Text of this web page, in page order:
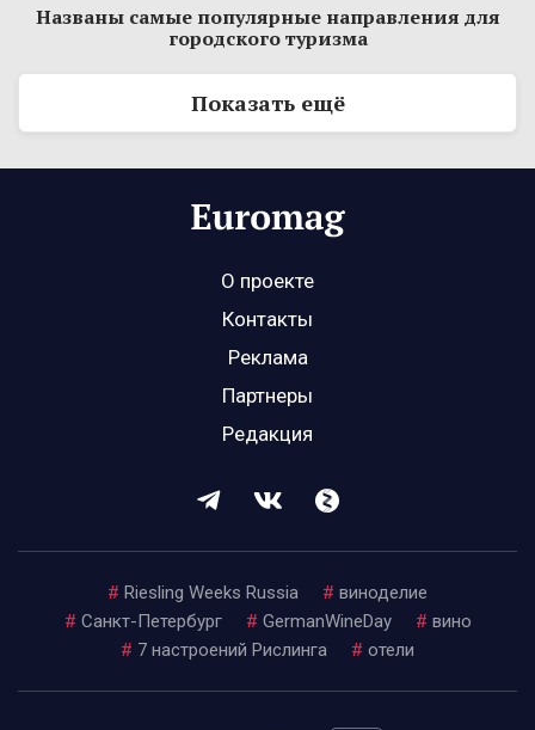
Названы самые популярные направления для
городского туризма
Показать ещё
О проекте
Контакты
Реклама
Партнеры
Редакция
# Riesling Weeks Russia # виноделие
# Санкт-Петербург # GermanWineDay # вино
# 7 настроений Рислинга # отели